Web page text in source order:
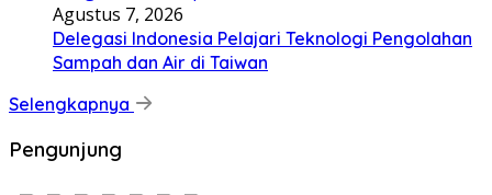
Agustus 7, 2026
Delegasi Indonesia Pelajari Teknologi Pengolahan
Sampah dan Air di Taiwan
Selengkapnya
Pengunjung